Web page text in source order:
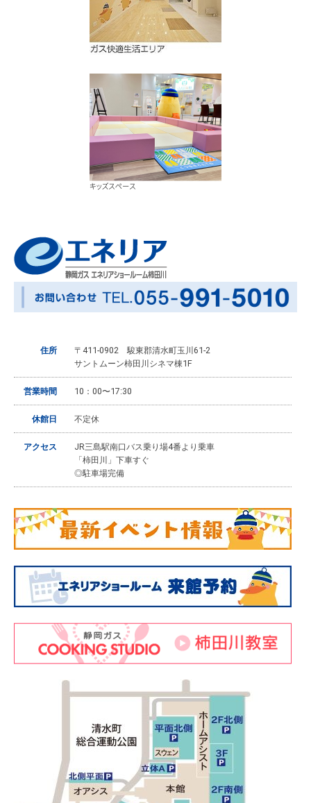
住所
〒411-0902 駿東郡清水町玉川61-2
サントムーン柿田川シネマ棟1F
営業時間 10：00〜17:30
休館日 不定休
アクセス
JR三島駅南口バス乗り場4番より乗車
「柿田川」下車すぐ
◎駐車場完備